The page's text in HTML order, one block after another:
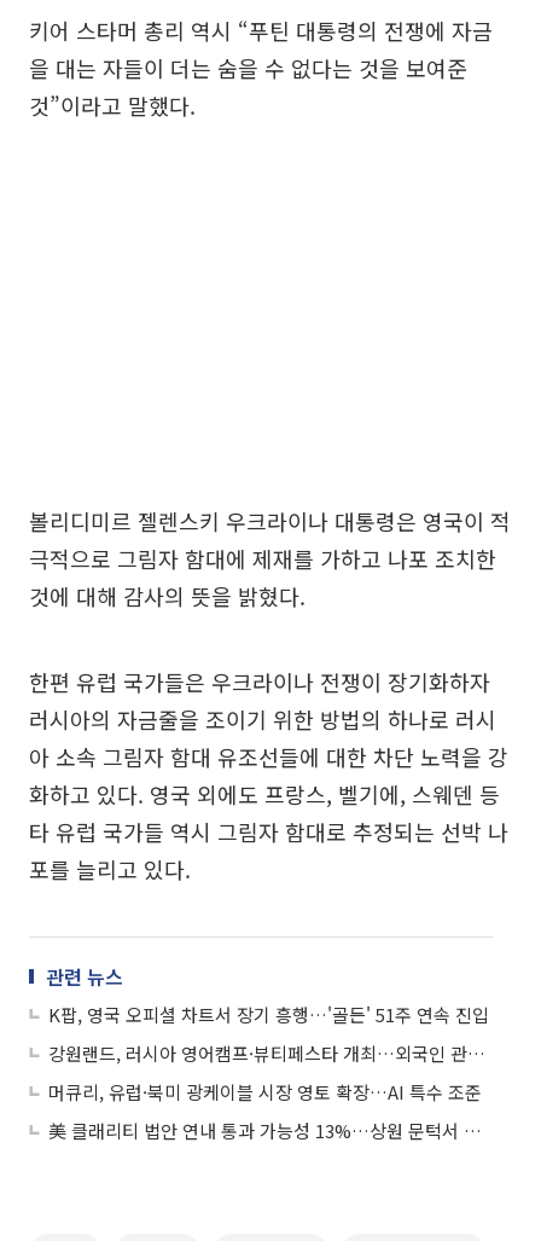
키어 스타머 총리 역시 “푸틴 대통령의 전쟁에 자금
을 대는 자들이 더는 숨을 수 없다는 것을 보여준
것”이라고 말했다.
볼리디미르 젤렌스키 우크라이나 대통령은 영국이 적
극적으로 그림자 함대에 제재를 가하고 나포 조치한
것에 대해 감사의 뜻을 밝혔다.
한편 유럽 국가들은 우크라이나 전쟁이 장기화하자
러시아의 자금줄을 조이기 위한 방법의 하나로 러시
아 소속 그림자 함대 유조선들에 대한 차단 노력을 강
화하고 있다. 영국 외에도 프랑스, 벨기에, 스웨덴 등
타 유럽 국가들 역시 그림자 함대로 추정되는 선박 나
포를 늘리고 있다.
관련 뉴스
K팝, 영국 오피셜 차트서 장기 흥행…'골든' 51주 연속 진입
강원랜드, 러시아 영어캠프·뷰티페스타 개최…외국인 관광객 유치 확대
머큐리, 유럽·북미 광케이블 시장 영토 확장…AI 특수 조준
美 클래리티 법안 연내 통과 가능성 13%…상원 문턱서 제동